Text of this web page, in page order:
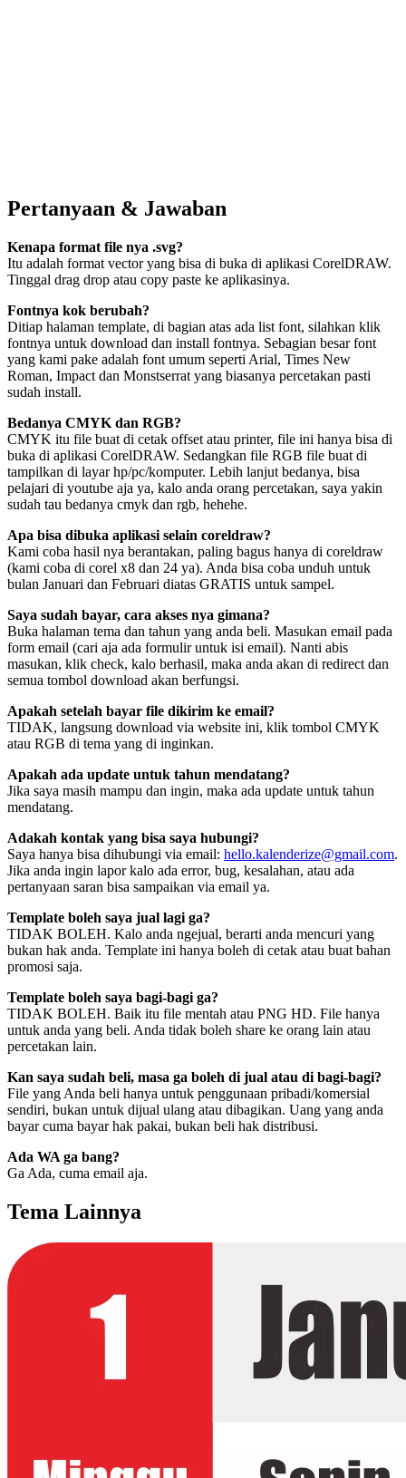
Pertanyaan & Jawaban
Kenapa format file nya .svg?
Itu adalah format vector yang bisa di buka di aplikasi CorelDRAW.
Tinggal drag drop atau copy paste ke aplikasinya.
Fontnya kok berubah?
Ditiap halaman template, di bagian atas ada list font, silahkan klik
fontnya untuk download dan install fontnya. Sebagian besar font
yang kami pake adalah font umum seperti Arial, Times New
Roman, Impact dan Monstserrat yang biasanya percetakan pasti
sudah install.
Bedanya CMYK dan RGB?
CMYK itu file buat di cetak offset atau printer, file ini hanya bisa di
buka di aplikasi CorelDRAW. Sedangkan file RGB file buat di
tampilkan di layar hp/pc/komputer. Lebih lanjut bedanya, bisa
pelajari di youtube aja ya, kalo anda orang percetakan, saya yakin
sudah tau bedanya cmyk dan rgb, hehehe.
Apa bisa dibuka aplikasi selain coreldraw?
Kami coba hasil nya berantakan, paling bagus hanya di coreldraw
(kami coba di corel x8 dan 24 ya). Anda bisa coba unduh untuk
bulan Januari dan Februari diatas GRATIS untuk sampel.
Saya sudah bayar, cara akses nya gimana?
Buka halaman tema dan tahun yang anda beli. Masukan email pada
form email (cari aja ada formulir untuk isi email). Nanti abis
masukan, klik check, kalo berhasil, maka anda akan di redirect dan
semua tombol download akan berfungsi.
Apakah setelah bayar file dikirim ke email?
TIDAK, langsung download via website ini, klik tombol CMYK
atau RGB di tema yang di inginkan.
Apakah ada update untuk tahun mendatang?
Jika saya masih mampu dan ingin, maka ada update untuk tahun
mendatang.
Adakah kontak yang bisa saya hubungi?
Saya hanya bisa dihubungi via email: hello.kalenderize@gmail.com.
Jika anda ingin lapor kalo ada error, bug, kesalahan, atau ada
pertanyaan saran bisa sampaikan via email ya.
Template boleh saya jual lagi ga?
TIDAK BOLEH. Kalo anda ngejual, berarti anda mencuri yang
bukan hak anda. Template ini hanya boleh di cetak atau buat bahan
promosi saja.
Template boleh saya bagi-bagi ga?
TIDAK BOLEH. Baik itu file mentah atau PNG HD. File hanya
untuk anda yang beli. Anda tidak boleh share ke orang lain atau
percetakan lain.
Kan saya sudah beli, masa ga boleh di jual atau di bagi-bagi?
File yang Anda beli hanya untuk penggunaan pribadi/komersial
sendiri, bukan untuk dijual ulang atau dibagikan. Uang yang anda
bayar cuma bayar hak pakai, bukan beli hak distribusi.
Ada WA ga bang?
Ga Ada, cuma email aja.
Tema Lainnya